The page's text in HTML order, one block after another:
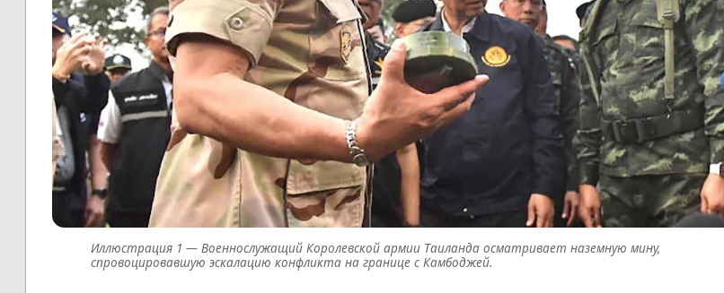
Военнослужащий Королевской армии Таиланда осматривает наземную мину,
спровоцировавшую эскалацию конфликта на границе с Камбоджей.